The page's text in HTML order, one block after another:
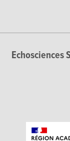
Echosciences